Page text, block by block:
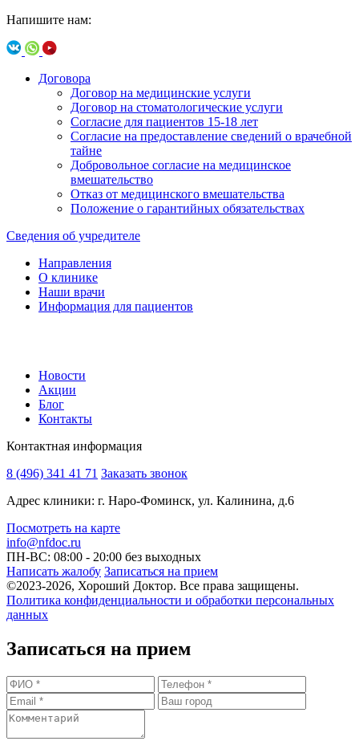
Напишите нам:
Договора
Договор на медицинские услуги
Договор на стоматологические услуги
Согласие для пациентов 15-18 лет
Согласие на предоставление сведений о врачебной
тайне
Добровольное согласие на медицинское
вмешательство
Отказ от медицинского вмешательства
Положение о гарантийных обязательствах
Сведения об учредителе
Направления
О клинике
Наши врачи
Информация для пациентов
Новости
Акции
Блог
Контакты
Контактная информация
8 (496) 341 41 71 Заказать звонок
Адрес клиники: г. Наро-Фоминск, ул. Калинина, д.6
Посмотреть на карте
info@nfdoc.ru
ПН-ВС: 08:00 - 20:00 без выходных
Написать жалобу Записаться на прием
©2023-2026, Хороший Доктор. Все права защищены.
Политика конфиденциальности и обработки персональных
данных
Записаться на прием